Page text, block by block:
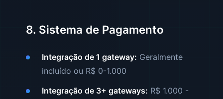
8. Sistema de Pagamento
Integração de 1 gateway: Geralmente
incluído ou R$ 0-1.000
Integração de 3+ gateways: R$ 1.000 -